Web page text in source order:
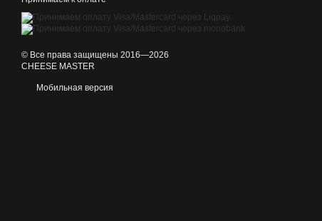
© Все права защищены 2016—2026
CHEESE MASTER
Мобильная версия